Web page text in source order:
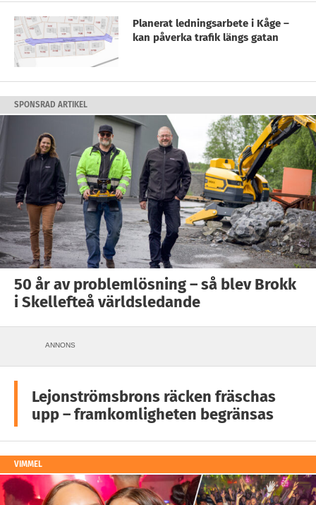
Planerat ledningsarbete i Kåge –
kan påverka trafik längs gatan
SPONSRAD ARTIKEL
50 år av problemlösning – så blev Brokk
i Skellefteå världsledande
ANNONS
Lejonströmsbrons räcken fräschas
upp – framkomligheten begränsas
VIMMEL